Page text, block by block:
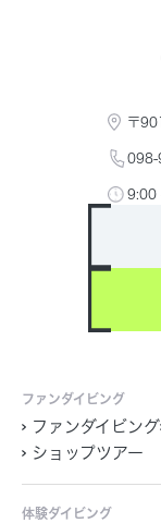
〒
098-
9:00
ファンダイビング
ファンダイビング
ショップツアー
体験ダイビング